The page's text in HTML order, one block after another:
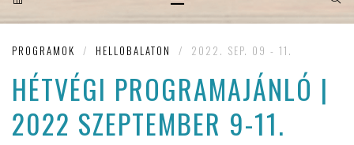
PROGRAMOK / HELLOBALATON / 2022. SEP. 09 - 11.
HÉTVÉGI PROGRAMAJÁNLÓ |
2022 SZEPTEMBER 9-11.